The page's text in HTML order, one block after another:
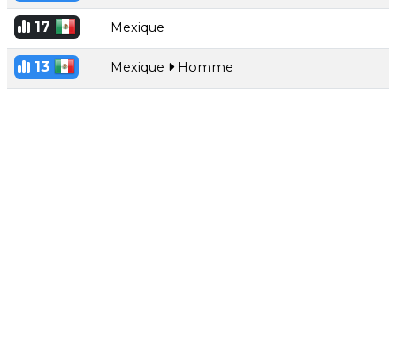
17 Mexique
13 Mexique Homme